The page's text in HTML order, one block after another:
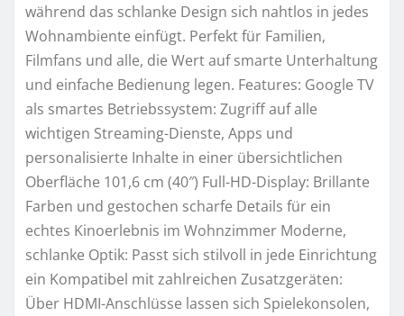
während das schlanke Design sich nahtlos in jedes
Wohnambiente einfügt. Perfekt für Familien,
Filmfans und alle, die Wert auf smarte Unterhaltung
und einfache Bedienung legen. Features: Google TV
als smartes Betriebssystem: Zugriff auf alle
wichtigen Streaming-Dienste, Apps und
personalisierte Inhalte in einer übersichtlichen
Oberfläche 101,6 cm (40″) Full-HD-Display: Brillante
Farben und gestochen scharfe Details für ein
echtes Kinoerlebnis im Wohnzimmer Moderne,
schlanke Optik: Passt sich stilvoll in jede Einrichtung
ein Kompatibel mit zahlreichen Zusatzgeräten:
Über HDMI-Anschlüsse lassen sich Spielekonsolen,